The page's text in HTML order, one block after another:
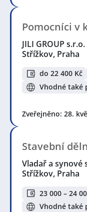
Pomocníci v
JILI GROUP s.r.o.
Střížkov, Praha
do 22 400 Kč
Vhodné také
Zveřejněno: 28.
Stavební
Vladař a synové
Střížkov, Praha
23 000 – 24
Vhodné také